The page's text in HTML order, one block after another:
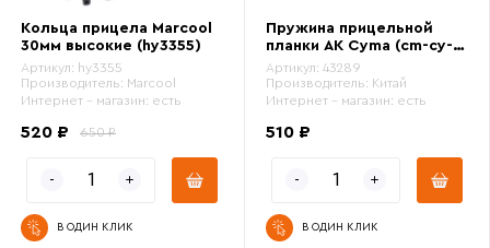
Кольца прицела Marcool
30мм высокие (hy3355)
Артикул: hy3355
Производитель: Marcool
Интернет - магазин: есть
650 ₽
520 ₽
В ОДИН КЛИК
Пружина прицельной
планки АК Cyma (cm-cy-
0147)
Артикул: 43289
Производитель: Китай
Интернет - магазин: есть
510 ₽
В ОДИН КЛИК